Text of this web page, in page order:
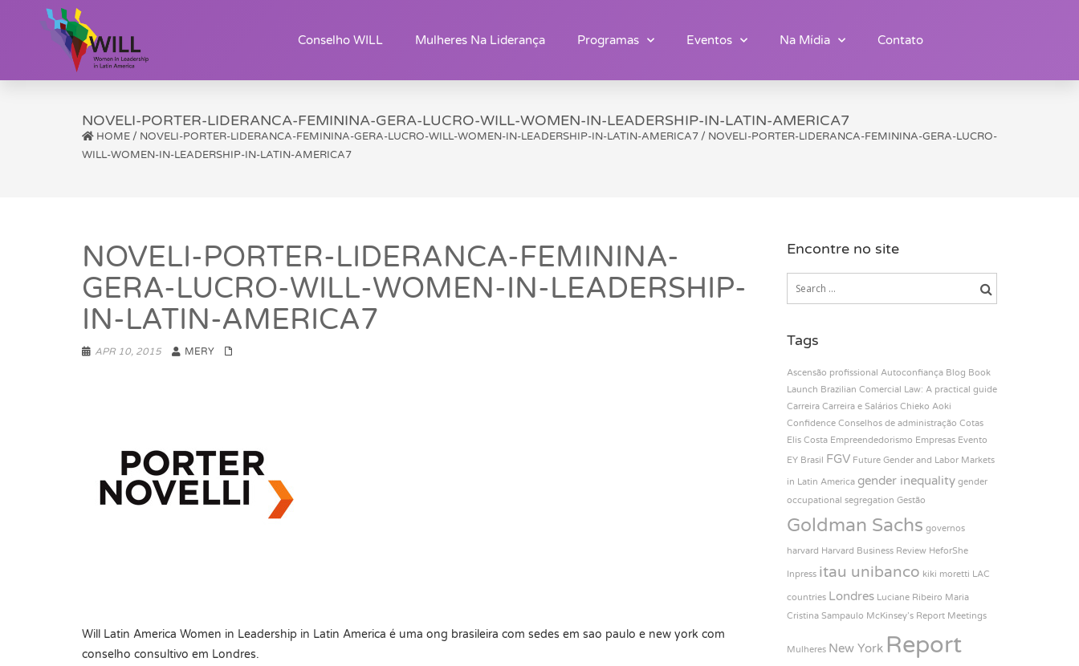
Conselho WILL Mulheres Na Liderança Programas Eventos Na Mídia Contato
NOVELI-PORTER-LIDERANCA-FEMININA-GERA-LUCRO-WILL-WOMEN-IN-LEADERSHIP-IN-LATIN-AMERICA7
HOME / NOVELI-PORTER-LIDERANCA-FEMININA-GERA-LUCRO-WILL-WOMEN-IN-LEADERSHIP-IN-LATIN-AMERICA7 / NOVELI-PORTER-LIDERANCA-FEMININA-GERA-LUCRO-
WILL-WOMEN-IN-LEADERSHIP-IN-LATIN-AMERICA7
NOVELI-PORTER-LIDERANCA-FEMININA-
GERA-LUCRO-WILL-WOMEN-IN-LEADERSHIP-
IN-LATIN-AMERICA7
APR 10, 2015 MERY
Will Latin America Women in Leadership in Latin America é uma ong brasileira com sedes em sao paulo e new york com
conselho consultivo em Londres.
Encontre no site
Tags
Ascensão profissional Autoconfiança Blog Book
Launch Brazilian Comercial Law: A practical guide
Carreira Carreira e Salários Chieko Aoki
Confidence Conselhos de administração Cotas
Elis Costa Empreendedorismo Empresas Evento
EY Brasil FGV Future Gender and Labor Markets
in Latin America gender inequality gender
occupational segregation Gestão
Goldman Sachs governos
harvard Harvard Business Review HeforShe
Inpress itau unibanco kiki moretti LAC
countries Londres Luciane Ribeiro Maria
Cristina Sampaulo McKinsey’s Report Meetings
Mulheres New York Report